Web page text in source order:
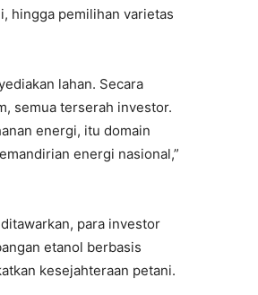
hingga pemilihan varietas
lahan. Secara
semua terserah investor.
energi, itu domain
energi nasional,”
para investor
etanol berbasis
kesejahteraan petani.